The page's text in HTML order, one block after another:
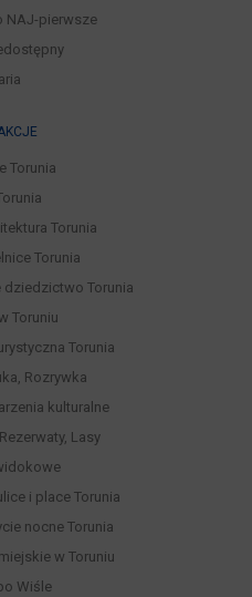
NAJ-pierwsze
Torunia
Torunia
Torunia
dziedzictwo Torunia
Toruniu
Torunia
Rozrywka
kulturalne
Lasy
i place Torunia
nocne Torunia
w Toruniu
Wiśle